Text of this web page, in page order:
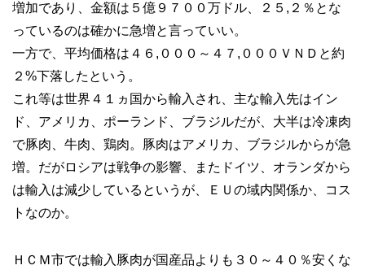
増加であり、金額は５億９７００万ドル、２５,２％とな
っているのは確かに急増と言っていい。
一方で、平均価格は４６,０００～４７,０００ＶＮＤと約
２%下落したという。
これ等は世界４１ヵ国から輸入され、主な輸入先はイン
ド、アメリカ、ポーランド、ブラジルだが、大半は冷凍肉
で豚肉、牛肉、鶏肉。豚肉はアメリカ、ブラジルからが急
増。だがロシアは戦争の影響、またドイツ、オランダから
は輸入は減少しているというが、ＥＵの域内関係か、コス
トなのか。
ＨＣＭ市では輸入豚肉が国産品よりも３０～４０％安くな